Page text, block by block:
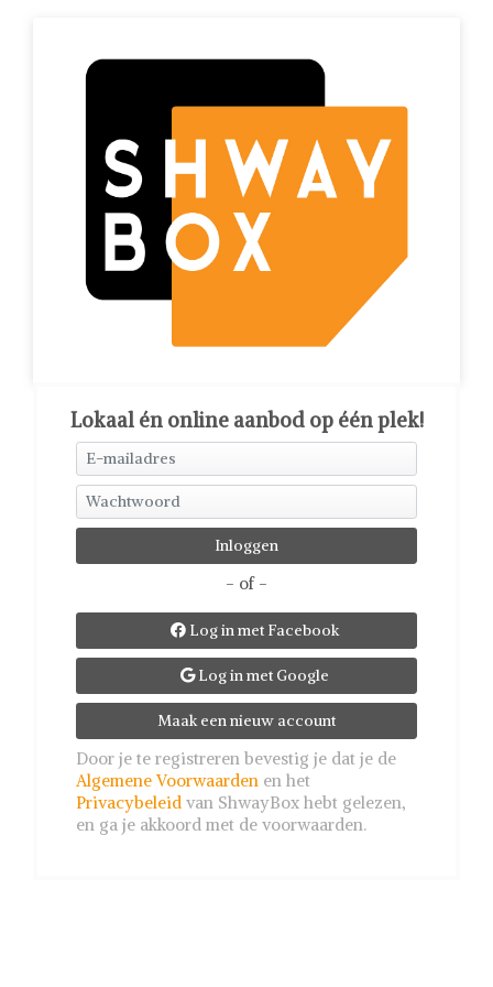
Lokaal én online aanbod op één plek!
- of -
Log in met Facebook
Log in met Google
Maak een nieuw account
Door je te registreren bevestig je dat je de
Algemene Voorwaarden en het
Privacybeleid van ShwayBox hebt gelezen,
en ga je akkoord met de voorwaarden.